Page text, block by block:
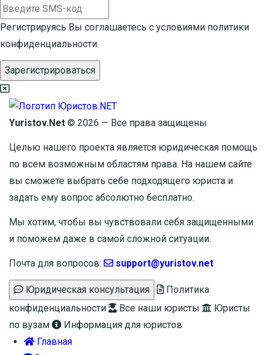
Регистрируясь Вы соглашаетесь с условиями политики
конфиденциальности.
Зарегистрироваться
Yuristov.Net © 2026 — Все права защищены
Целью нашего проекта является юридическая помощь
по всем возможным областям права. На нашем сайте
вы сможете выбрать себе подходящего юриста и
задать ему вопрос абсолютно бесплатно.
Мы хотим, чтобы вы чувствовали себя защищенными
и поможем даже в самой сложной ситуации.
Почта для вопросов: support@yuristov.net
Юридическая консультация
Политика
конфиденциальности
Все наши юристы
Юристы
по вузам
Информация для юристов
Главная